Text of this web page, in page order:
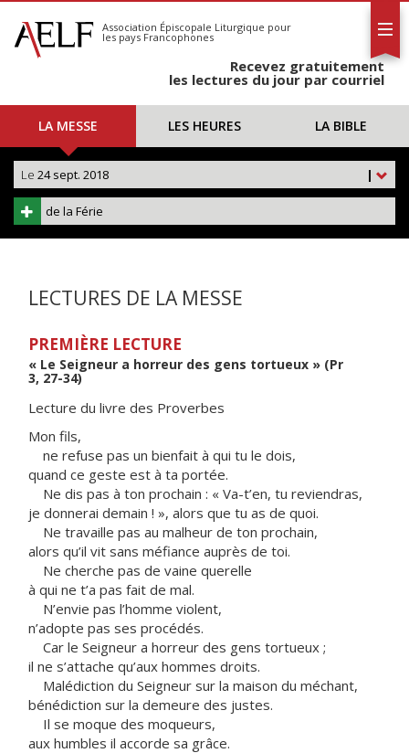
S'abonner
Calendrier
Association Épiscopale Liturgique pour
les pays Francophones
Recevez gratuitement
les lectures du jour par courriel
LA MESSE LES HEURES LA BIBLE
|
Le 24 sept. 2018
de la Férie
LECTURES DE LA MESSE
PREMIÈRE LECTURE
« Le Seigneur a horreur des gens tortueux » (Pr
3, 27-34)
Lecture du livre des Proverbes
Mon fils,
ne refuse pas un bienfait à qui tu le dois,
quand ce geste est à ta portée.
Ne dis pas à ton prochain : « Va-t’en, tu reviendras,
je donnerai demain ! », alors que tu as de quoi.
Ne travaille pas au malheur de ton prochain,
alors qu’il vit sans méfiance auprès de toi.
Ne cherche pas de vaine querelle
à qui ne t’a pas fait de mal.
N’envie pas l’homme violent,
n’adopte pas ses procédés.
Car le Seigneur a horreur des gens tortueux ;
il ne s’attache qu’aux hommes droits.
Malédiction du Seigneur sur la maison du méchant,
bénédiction sur la demeure des justes.
Il se moque des moqueurs,
aux humbles il accorde sa grâce.